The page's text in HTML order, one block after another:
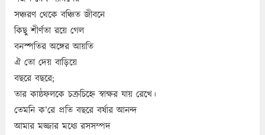
সঞ্চরণ থেকে বঞ্চিত জীবনে
কিছু শীর্ণতা রয়ে গেল
বনস্পতির অঙ্গের আয়তি
ঐ তো দেয় বাড়িয়ে
বছরে বছরে;
তার কাষ্ঠফলকে চক্রচিহ্নে স্বাক্ষর যায় রেখে।
তেমনি ক’রে প্রতি বছরে বর্ষার আনন্দ
আমার মজ্জার মধ্যে রসসম্পদ